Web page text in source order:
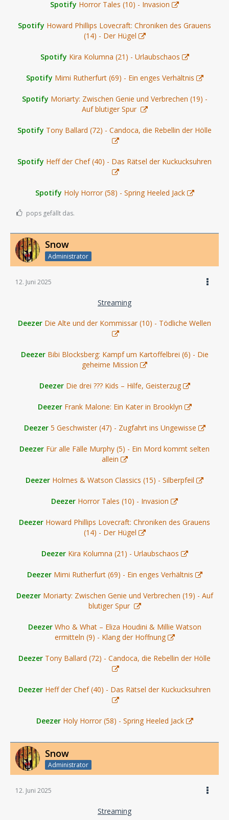
Spotify Horror Tales (10) - Invasion
Spotify Howard Phillips Lovecraft: Chroniken des Grauens
(14) - Der Hügel
Spotify Kira Kolumna (21) - Urlaubschaos
Spotify Mimi Rutherfurt (69) - Ein enges Verhältnis
Spotify Moriarty: Zwischen Genie und Verbrechen (19) -
Auf blutiger Spur
Spotify Tony Ballard (72) - Candoca, die Rebellin der Hölle
Spotify Heff der Chef (40) - Das Rätsel der Kuckucksuhren
Spotify Holy Horror (58) - Spring Heeled Jack
pops gefällt das.
Snow
Administrator
12. Juni 2025
Streaming
Deezer Die Alte und der Kommissar (10) - Tödliche Wellen
Deezer Bibi Blocksberg: Kampf um Kartoffelbrei (6) - Die
geheime Mission
Deezer Die drei ??? Kids – Hilfe, Geisterzug
Deezer Frank Malone: Ein Kater in Brooklyn
Deezer 5 Geschwister (47) - Zugfahrt ins Ungewisse
Deezer Für alle Fälle Murphy (5) - Ein Mord kommt selten
allein
Deezer Holmes & Watson Classics (15) - Silberpfeil
Deezer Horror Tales (10) - Invasion
Deezer Howard Phillips Lovecraft: Chroniken des Grauens
(14) - Der Hügel
Deezer Kira Kolumna (21) - Urlaubschaos
Deezer Mimi Rutherfurt (69) - Ein enges Verhältnis
Deezer Moriarty: Zwischen Genie und Verbrechen (19) - Auf
blutiger Spur
Deezer Who & What – Eliza Houdini & Millie Watson
ermitteln (9) - Klang der Hoffnung
Deezer Tony Ballard (72) - Candoca, die Rebellin der Hölle
Deezer Heff der Chef (40) - Das Rätsel der Kuckucksuhren
Deezer Holy Horror (58) - Spring Heeled Jack
Snow
Administrator
12. Juni 2025
Streaming